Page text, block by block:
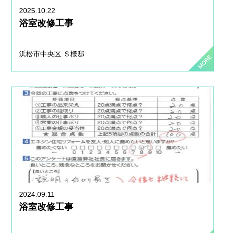
2025.10.22
浴室改修工事
浜松市中央区 Ｓ様邸
2024.09.11
浴室改修工事